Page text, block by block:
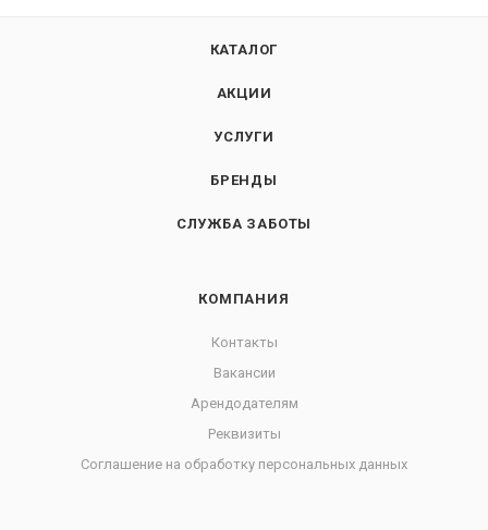
КАТАЛОГ
АКЦИИ
УСЛУГИ
БРЕНДЫ
СЛУЖБА ЗАБОТЫ
КОМПАНИЯ
Контакты
Вакансии
Арендодателям
Реквизиты
Соглашение на обработку персональных данных